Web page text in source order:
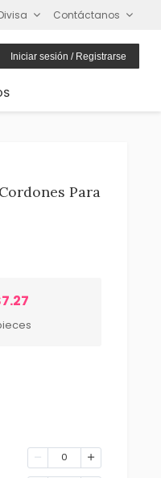
Contáctanos
Iniciar sesión / Registrarse
Para
0